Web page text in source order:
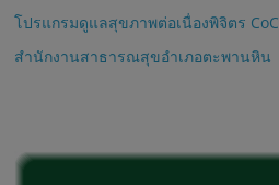
โปรแกรมดูแลสุขภาพต่อเนื่องพิจิตร CoC
สำนักงานสาธารณสุขอำเภอตะพานหิน